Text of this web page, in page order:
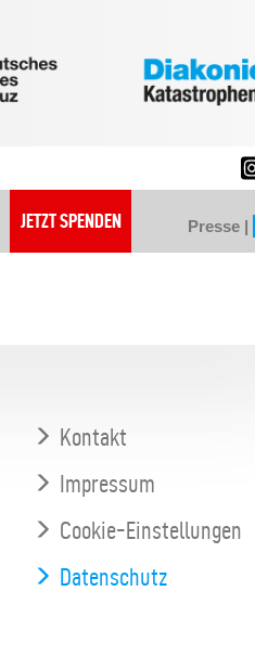
JETZT SPENDEN Presse |
Kontakt
Impressum
Cookie-Einstellungen
Datenschutz